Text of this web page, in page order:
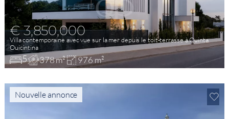
€ 3,850,000
Villa contemporaine avec vue sur la mer depuis le toit-terrasse à Quinta
Ouicintina
5 378 m² 976 m²
Nouvelle annonce